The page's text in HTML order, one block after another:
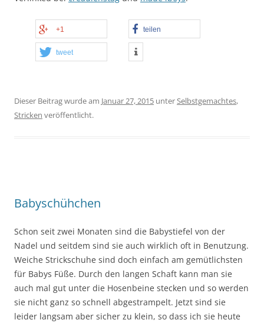
+1 teilen
tweet
Dieser Beitrag wurde am Januar 27, 2015 unterSelbstgemachtes,
Stricken veröffentlicht.
Babyschühchen
Schon seit zwei Monaten sind die Babystiefel von der
Nadel und seitdem sind sie auch wirklich oft in Benutzung.
Weiche Strickschuhe sind doch einfach am gemütlichsten
für Babys Füße. Durch den langen Schaft kann man sie
auch mal gut unter die Hosenbeine stecken und so werden
sie nicht ganz so schnell abgestrampelt. Jetzt sind sie
leider langsam aber sicher zu klein, so dass ich sie heute